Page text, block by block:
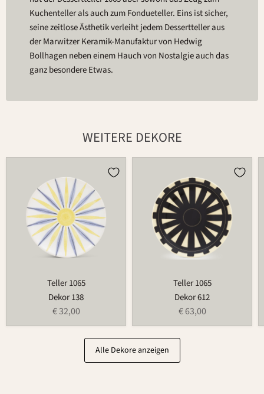
Kuchenteller als auch zum Fondueteller. Eins ist sicher,
seine zeitlose Ästhetik verleiht jedem Dessertteller aus
der Marwitzer Keramik-Manufaktur von Hedwig
Bollhagen neben einem Hauch von Nostalgie auch das
ganz besondere Etwas.
WEITERE DEKORE
Teller 1065
Dekor 138
€ 32,00
Teller 1065
Dekor 612
€ 63,00
Alle Dekore anzeigen